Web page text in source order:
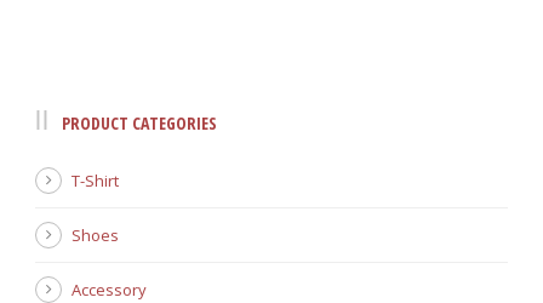
PRODUCT CATEGORIES
T-Shirt
Shoes
Accessory